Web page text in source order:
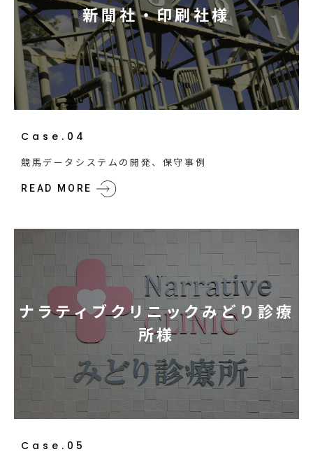
新聞社・印刷社様
Case.04
競馬データシステムの開発、保守事例
READ MORE
ナラティブクリニックみどり診療
所様
Case.05